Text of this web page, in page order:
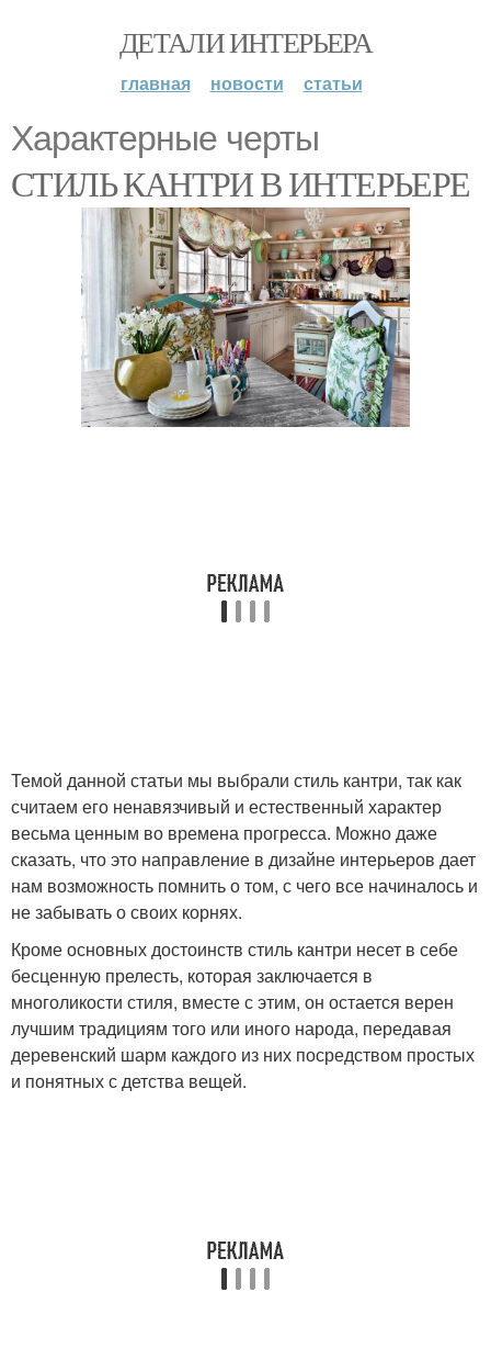
ДЕТАЛИ ИНТЕРЬЕРА
главная новости статьи
Характерные черты
СТИЛЬ КАНТРИ В ИНТЕРЬЕРЕ
Темой данной статьи мы выбрали стиль кантри, так как
считаем его ненавязчивый и естественный характер
весьма ценным во времена прогресса. Можно даже
сказать, что это направление в дизайне интерьеров дает
нам возможность помнить о том, с чего все начиналось и
не забывать о своих корнях.
Кроме основных достоинств стиль кантри несет в себе
бесценную прелесть, которая заключается в
многоликости стиля, вместе с этим, он остается верен
лучшим традициям того или иного народа, передавая
деревенский шарм каждого из них посредством простых
и понятных с детства вещей.